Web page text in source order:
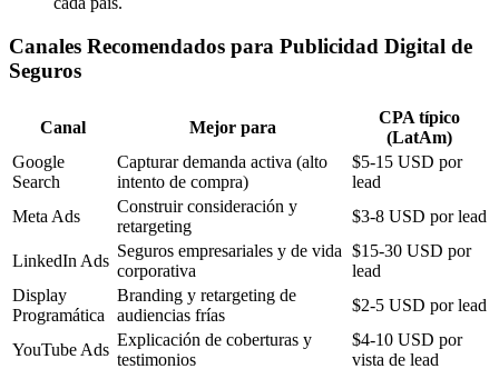
Canales Recomendados para Publicidad Digital de
Seguros
Canal Mejor para
CPA típico
(LatAm)
Google
Search
Capturar demanda activa (alto
intento de compra)
$5-15 USD por
lead
Meta Ads
Construir consideración y
retargeting
$3-8 USD por lead
LinkedIn Ads
Seguros empresariales y de vida
corporativa
$15-30 USD por
lead
Display
Programática
Branding y retargeting de
audiencias frías
$2-5 USD por lead
YouTube Ads
Explicación de coberturas y
testimonios
$4-10 USD por
vista de lead